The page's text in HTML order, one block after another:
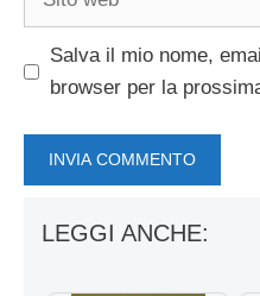
Salva il mio nome,
browser per la
LEGGI ANCHE: